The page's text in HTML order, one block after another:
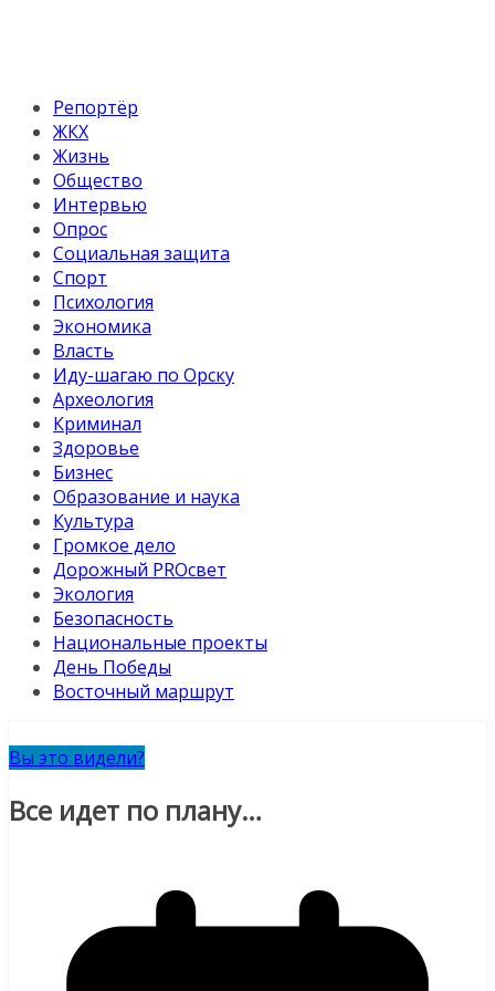
Репортёр
ЖКХ
Жизнь
Общество
Интервью
Опрос
Социальная защита
Спорт
Психология
Экономика
Власть
Иду-шагаю по Орску
Археология
Криминал
Здоровье
Бизнес
Образование и наука
Культура
Громкое дело
Дорожный PROсвет
Экология
Безопасность
Национальные проекты
День Победы
Восточный маршрут
Вы это видели?
Все идет по плану…